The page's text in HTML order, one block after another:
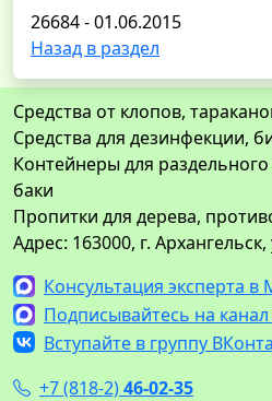
26684 - 01.06.2015
Назад в раздел
Средства от клопов,
Средства для дезинфекции,
Контейнеры для
баки
Пропитки для дерева,
Адрес: 163000, г.
Консультация эксперта в
Подписывайтесь на канал
Вступайте в группу
+7 (818-2)46-02-35